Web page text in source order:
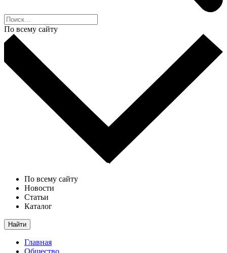
По всему сайту
По всему сайту
Новости
Статьи
Каталог
Найти
Главная
Общество